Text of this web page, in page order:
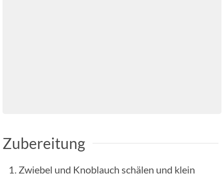
Zubereitung
Zwiebel und Knoblauch schälen und klein